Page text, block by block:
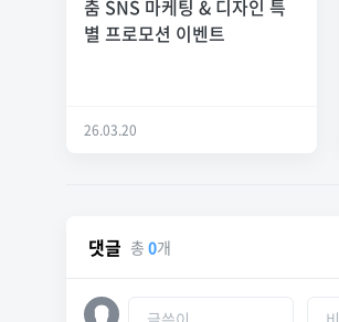
춤 SNS 마케팅 & 디자인 특
별 프로모션 이벤트
26.03.20
댓글 총 0개